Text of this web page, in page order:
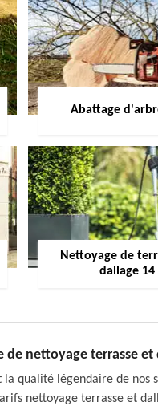
Abattage
Nettoyage de
dallage 14
de nettoyage terrasse et
la qualité légendaire de
nettoyage terrasse et